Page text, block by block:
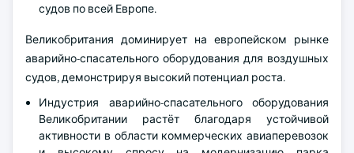
судов по всей Европе.
Великобритания доминирует на европейском рынке
аварийно-спасательного оборудования для воздушных
судов, демонстрируя высокий потенциал роста.
Индустрия аварийно-спасательного оборудования
Великобритании растёт благодаря устойчивой
активности в области коммерческих авиаперевозок